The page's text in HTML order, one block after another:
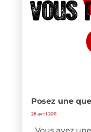
Posez une
28 avril 2011
Vous avez